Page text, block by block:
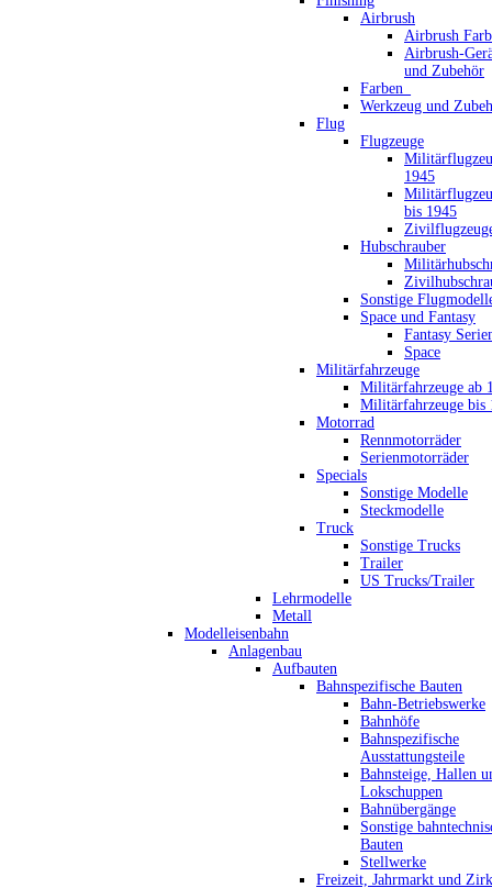
Airbrush
Airbrush
Airbrush-
und Zubehör
Farben_
Werkzeug und
Flug
Flugzeuge
1945
bis 1945
Hubschrauber
Sonstige
Space und Fantasy
Fantasy
Space
Militärfahrzeuge
Militärfahrzeuge ab
Militärfahrzeuge bis
Motorrad
Rennmotorräder
Serienmotorräder
Specials
Sonstige Modelle
Steckmodelle
Truck
Sonstige Trucks
Trailer
US Trucks/Trailer
Lehrmodelle
Metall
Modelleisenbahn
Anlagenbau
Aufbauten
Bahnspezifische Bauten
Bahn-Betriebswerke
Bahnhöfe
Bahnspezifische
Ausstattungsteile
Bahnsteige, Hallen
Lokschuppen
Bahnübergänge
Sonstige
Bauten
Stellwerke
Freizeit, Jahrmarkt und